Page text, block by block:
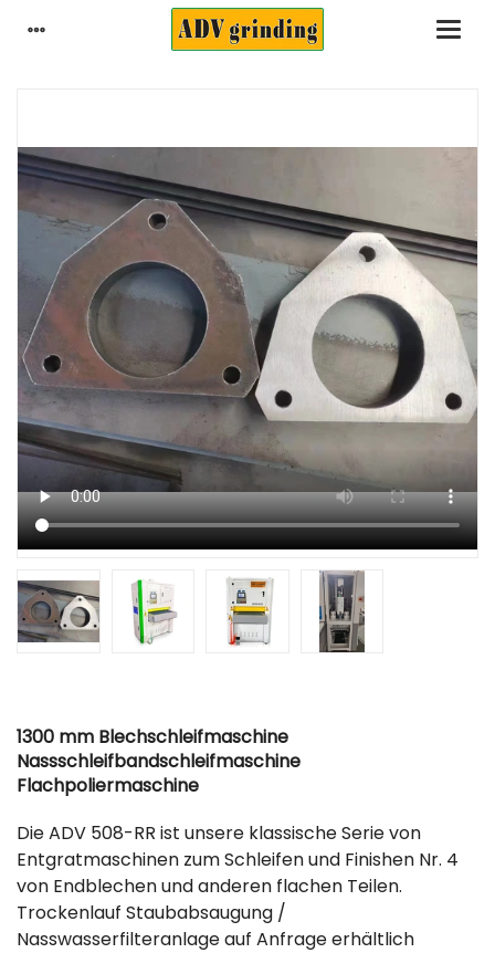
1300 mm Blechschleifmaschine
Nassschleifbandschleifmaschine
Flachpoliermaschine
Die ADV 508-RR ist unsere klassische Serie von
Entgratmaschinen zum Schleifen und Finishen Nr. 4
von Endblechen und anderen flachen Teilen.
Trockenlauf Staubabsaugung /
Nasswasserfilteranlage auf Anfrage erhältlich